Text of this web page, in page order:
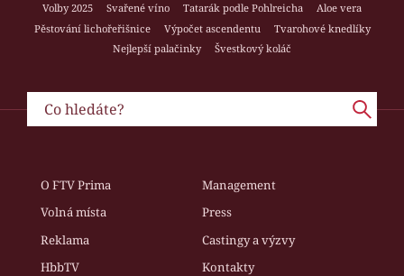
Volby 2025
Svařené víno Tatarák podle Pohlreicha
Aloe vera
Pěstování lichořeřišnice
Výpočet ascendentu
Tvarohové knedlíky
Nejlepší palačinky
Švestkový koláč
O FTV Prima
Management
Volná místa
Press
Reklama
Castingy a výzvy
HbbTV
Kontakty